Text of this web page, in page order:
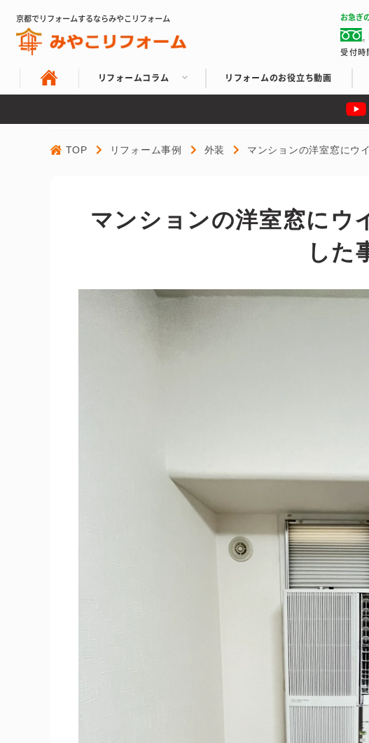
京都でリフォームするならみやこリフォーム お急ぎ
受付時
リフォームコラム リフォームのお役立ち動画
TOP リフォーム事例 外装 マンションの洋室窓にウ
マンションの洋室窓にウ
した